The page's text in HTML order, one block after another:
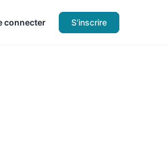
connecter S'inscrire